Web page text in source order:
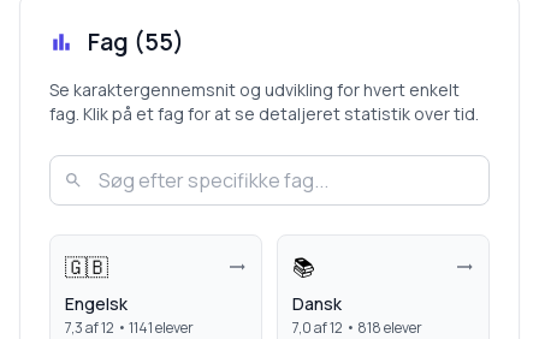
Fag (55)
Se karaktergennemsnit og udvikling for hvert enkelt
fag. Klik på et fag for at se detaljeret statistik over tid.
🇬🇧
Engelsk
7,3af 12 • 1141elever
📚
Dansk
7,0af 12 • 818elever